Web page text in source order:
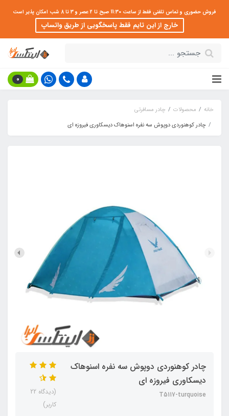
فروش حضوری و تماس تلفنی فقط از ساعت 11:30 صبح تا 2 عصر و 3 تا 8 شب امکان پذیر است
خارج از این تایم فقط پاسخگویی از طریق واتساپ
0
خانه محصولات
چادر مسافرتی
چادر کوهنوردی دوپوش سه نفره اسنوهاک دیسکاوری فیروزه ای
چادر کوهنوردی دوپوش سه نفره اسنوهاک
دیسکاوری فیروزه ای
T5117-turquoise
(دیدگاه 22
کاربر)